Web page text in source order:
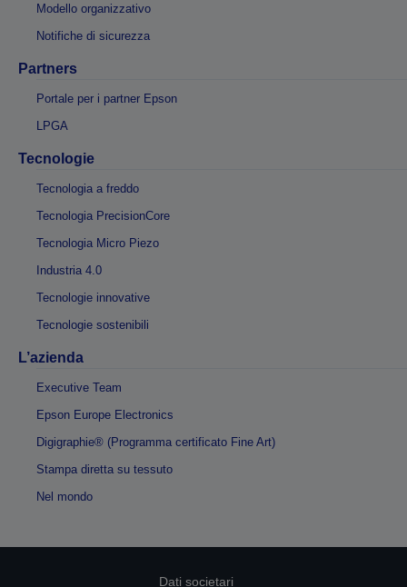
Modello organizzativo
Notifiche di sicurezza
Partners
Portale per i partner Epson
LPGA
Tecnologie
Tecnologia a freddo
Tecnologia PrecisionCore
Tecnologia Micro Piezo
Industria 4.0
Tecnologie innovative
Tecnologie sostenibili
L’azienda
Executive Team
Epson Europe Electronics
Digigraphie® (Programma certificato Fine Art)
Stampa diretta su tessuto
Nel mondo
Dati societari